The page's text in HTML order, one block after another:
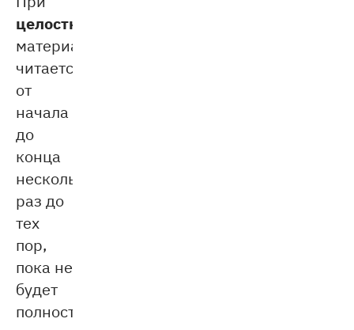
целостном
материал
читается
от
начала
до
конца
несколько
раз до
тех
пор,
пока не
будет
полностью